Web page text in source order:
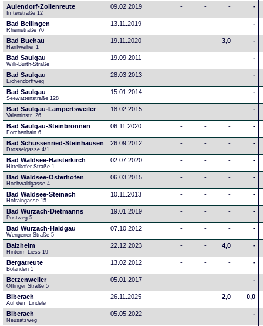
Aulendorf-Zollenreute
Imterstraße 12
09.02.2019 - - - -
Bad Bellingen
Rheinstraße 76
13.11.2019 - - - -
Bad Buchau
Hanfweiher 1
19.11.2020 - - 3,0 -
Bad Saulgau
Willi-Burth-Straße
19.09.2011 - - - -
Bad Saulgau
Eichendorffweg
28.03.2013 - - - -
Bad Saulgau
Seewattenstraße 128
15.01.2014 - - - -
Bad Saulgau-Lampertsweiler
Valentinstr. 26
18.02.2015 - - - -
Bad Saulgau-Steinbronnen
Forchenhain 6
06.11.2020 - - - -
Bad Schussenried-Steinhausen
Drosselgasse 4/1
26.09.2012 - - - -
Bad Waldsee-Haisterkirch
Hittelkofer Straße 1
02.07.2020 - - - -
Bad Waldsee-Osterhofen
Hochwaldgasse 4
06.03.2015 - - - -
Bad Waldsee-Steinach
Hofraingasse 15
10.11.2013 - - - -
Bad Wurzach-Dietmanns
Postweg 5
19.01.2019 - - - -
Bad Wurzach-Haidgau
Wengener Straße 5
07.10.2012 - - - -
Balzheim
Hinterm Liess 19
22.12.2023 - - 4,0 -
Bergatreute
Bolanden 1
13.02.2012 - - - -
Betzenweiler
Offinger Straße 5
05.01.2017 - - - -
Biberach
Auf dem Lindele
26.11.2025 - - 2,0 0,0
Biberach
Neusatzweg
05.05.2022 - - - -